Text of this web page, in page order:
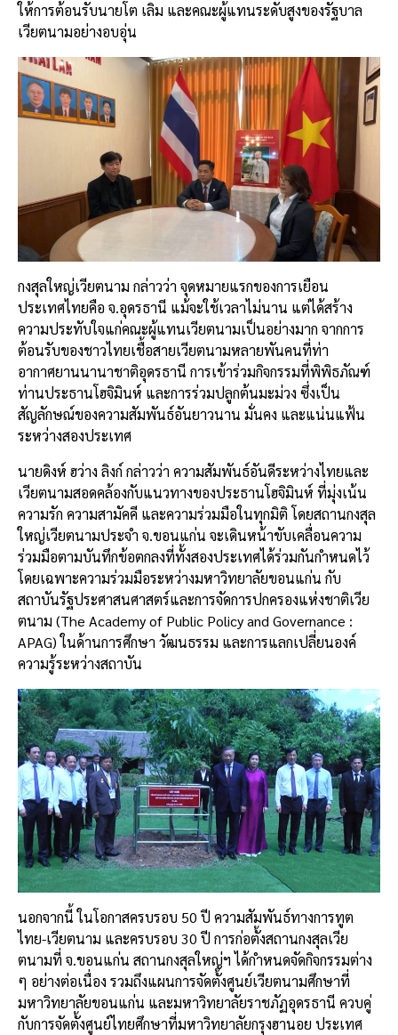
ให้การต้อนรับนายโต เลิม และคณะผู้แทนระดับสูงของรัฐบาล
เวียตนามอย่างอบอุ่น
กงสุลใหญ่เวียตนาม กล่าวว่า จุดหมายแรกของการเยือน
ประเทศไทยคือ จ.อุดรธานี แม้จะใช้เวลาไม่นาน แต่ได้สร้าง
ความประทับใจแก่คณะผู้แทนเวียตนามเป็นอย่างมาก จากการ
ต้อนรับของชาวไทยเชื้อสายเวียตนามหลายพันคนที่ท่า
อากาศยานนานาชาติอุดรธานี การเข้าร่วมกิจกรรมที่พิพิธภัณฑ์
ท่านประธานโฮจิมินห์ และการร่วมปลูกต้นมะม่วง ซึ่งเป็น
สัญลักษณ์ของความสัมพันธ์อันยาวนาน มั่นคง และแน่นแฟ้น
ระหว่างสองประเทศ
นายดิงห์ ฮว่าง ลิงก์ กล่าวว่า ความสัมพันธ์อันดีระหว่างไทยและ
เวียตนามสอดคล้องกับแนวทางของประธานโฮจิมินห์ ที่มุ่งเน้น
ความรัก ความสามัคคี และความร่วมมือในทุกมิติ โดยสถานกงสุล
ใหญ่เวียตนามประจำ จ.ขอนแก่น จะเดินหน้าขับเคลื่อนความ
ร่วมมือตามบันทึกข้อตกลงที่ทั้งสองประเทศได้ร่วมกันกำหนดไว้
โดยเฉพาะความร่วมมือระหว่างมหาวิทยาลัยขอนแก่น กับ
สถาบันรัฐประศาสนศาสตร์และการจัดการปกครองแห่งชาติเวีย
ตนาม (The Academy of Public Policy and Governance :
APAG) ในด้านการศึกษา วัฒนธรรม และการแลกเปลี่ยนองค์
ความรู้ระหว่างสถาบัน
นอกจากนี้ ในโอกาสครบรอบ 50 ปี ความสัมพันธ์ทางการทูต
ไทย-เวียตนาม และครบรอบ 30 ปี การก่อตั้งสถานกงสุลเวีย
ตนามที่ จ.ขอนแก่น สถานกงสุลใหญ่ฯ ได้กำหนดจัดกิจกรรมต่าง
ๆ อย่างต่อเนื่อง รวมถึงแผนการจัดตั้งศูนย์เวียตนามศึกษาที่
มหาวิทยาลัยขอนแก่น และมหาวิทยาลัยราชภัฏอุดรธานี ควบคู่
กับการจัดตั้งศูนย์ไทยศึกษาที่มหาวิทยาลัยกรุงฮานอย ประเทศ